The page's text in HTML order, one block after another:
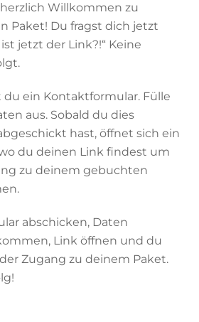
Willkommen zu
Paket! Du fragst dich jetzt
jetzt der Link?!“ Keine
ein Kontaktformular. Fülle
aus. Sobald du dies
hast, öffnet sich ein
du deinen Link findest um
zu deinem gebuchten
abschicken, Daten
Link öffnen und du
Zugang zu deinem Paket.